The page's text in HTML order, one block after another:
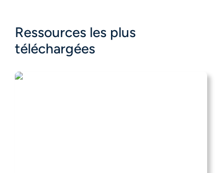
Ressources les plus
téléchargées